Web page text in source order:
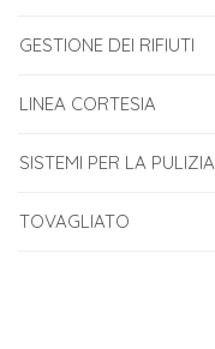
GESTIONE DEI RIFIUTI
LINEA CORTESIA
SISTEMI PER LA PULIZIA
TOVAGLIATO